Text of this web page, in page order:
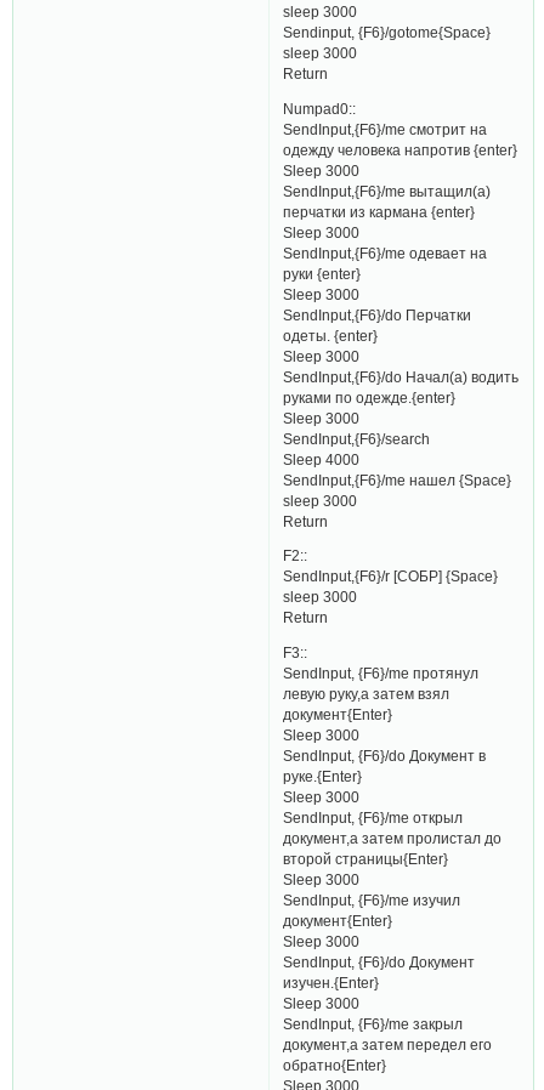
sleep 3000
Sendinput, {F6}/gotome{Space}
sleep 3000
Return
Numpad0::
SendInput,{F6}/me смотрит на
одежду человека напротив {enter}
Sleep 3000
SendInput,{F6}/me вытащил(а)
перчатки из кармана {enter}
Sleep 3000
SendInput,{F6}/me одевает на
руки {enter}
Sleep 3000
SendInput,{F6}/do Перчатки
одеты. {enter}
Sleep 3000
SendInput,{F6}/do Начал(а) водить
руками по одежде.{enter}
Sleep 3000
SendInput,{F6}/search
Sleep 4000
SendInput,{F6}/me нашел {Space}
sleep 3000
Return
F2::
SendInput,{F6}/r [СОБР] {Space}
sleep 3000
Return
F3::
SendInput, {F6}/me протянул
левую руку,а затем взял
документ{Enter}
Sleep 3000
SendInput, {F6}/do Документ в
руке.{Enter}
Sleep 3000
SendInput, {F6}/me открыл
документ,а затем пролистал до
второй страницы{Enter}
Sleep 3000
SendInput, {F6}/me изучил
документ{Enter}
Sleep 3000
SendInput, {F6}/do Документ
изучен.{Enter}
Sleep 3000
SendInput, {F6}/me закрыл
документ,а затем передел его
обратно{Enter}
Sleep 3000